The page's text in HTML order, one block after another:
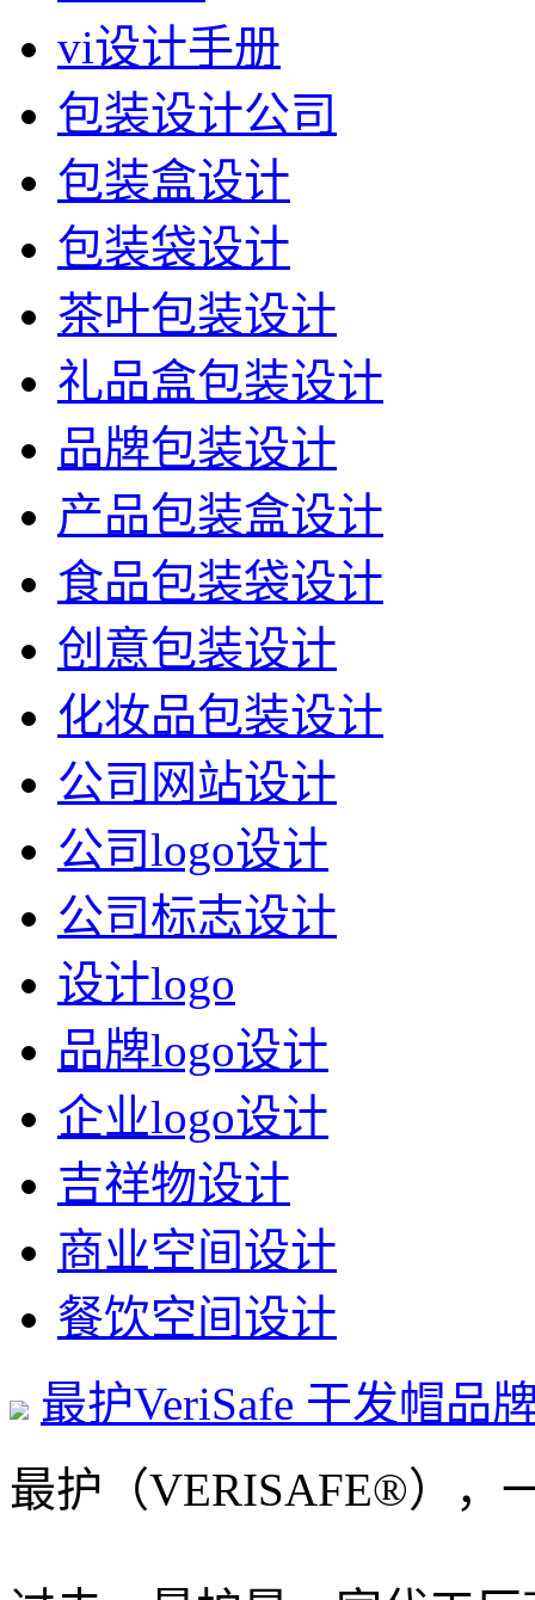
vi设计手册
包装设计公司
包装盒设计
包装袋设计
茶叶包装设计
礼品盒包装设计
品牌包装设计
产品包装盒设计
食品包装袋设计
创意包装设计
化妆品包装设计
公司网站设计
公司logo设计
公司标志设计
设计logo
品牌logo设计
企业logo设计
吉祥物设计
商业空间设计
餐饮空间设计
最护VeriSafe 干发帽品
最护（VERISAFE®），